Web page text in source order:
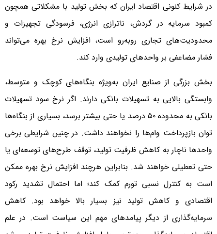
در شرایط کنونی اقتصاد ایران که بخش تولید با مشکلاتی همچون
کمبود سرمایه در گردش، ناترازی انرژی، فرسودگی تجهیزات و
محدودیت‌های تجاری روبه‌رو است، افزایش نرخ بهره می‌تواند
فشار مضاعفی بر واحدهای تولیدی وارد کند.
بخش بزرگی از صنایع ایران به‌ویژه بنگاه‌های کوچک و متوسط،
وابستگی بالایی به تسهیلات بانکی دارند. اگر نرخ سود تسهیلات
بانکی به محدوده ۵۰ درصد یا حتی بیشتر برسد، بسیاری از بنگاه‌ها
توان بازپرداخت وام‌ها را نخواهند داشت. در چنین شرایطی برخی
واحدها ناچار به کاهش ظرفیت تولید، توقف طرح‌های توسعه‌ای یا
حتی تعطیلی خواهند شد. بنابراین هرچند افزایش نرخ بهره ممکن
است به کنترل نسبی تورم کمک کند؛ اما احتمال تشدید رکود
اقتصادی و کاهش تولید نیز بسیار بالا خواهد بود. کاهش
سرمایه‌گذاری از دیگر پیامدهای مهم این سیاست است. در علم